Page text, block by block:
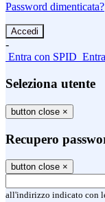
Password dimenticata?
-
Entra con SPID
Seleziona utente
button close ×
Recupero
button close ×
all'indirizzo indicato con